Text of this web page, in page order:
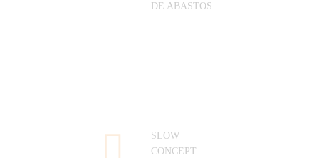
DE ABASTOS
SLOW
CONCEPT